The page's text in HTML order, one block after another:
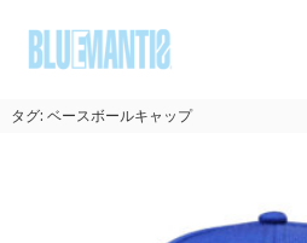
ツ
BLUEMANTIS
タグ: ベースボールキャップ